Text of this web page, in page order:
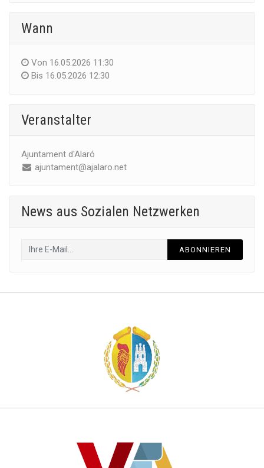
Wann
Von 16.05.2026 11:30
Bis 16.05.2026 12:30
Veranstalter
Ajuntament d'Alaró
ajuntament@ajalaro.net
News aus Sozialen Netzwerken
ABONNIEREN